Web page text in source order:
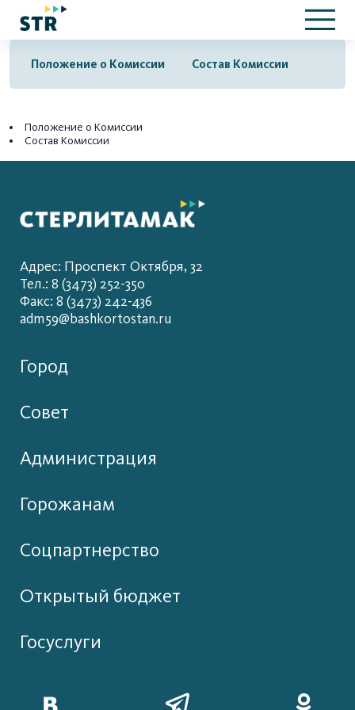
Положение о Комиссии Состав Комиссии
Положение о Комиссии
Состав Комиссии
Адрес: Проспект Октября, 32
Тел.: 8 (3473) 252-350
Факс: 8 (3473) 242-436
adm59@bashkortostan.ru
Город
Совет
Администрация
Горожанам
Соцпартнерство
Открытый бюджет
Госуслуги